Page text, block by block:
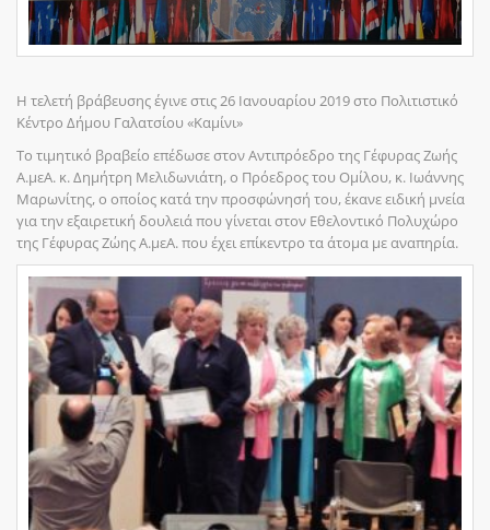
Η τελετή βράβευσης έγινε στις 26 Ιανουαρίου 2019 στο Πολιτιστικό
Κέντρο Δήμου Γαλατσίου «Καμίνι»
Το τιμητικό βραβείο επέδωσε στον Αντιπρόεδρο της Γέφυρας Ζωής
Α.μεΑ. κ. Δημήτρη Μελιδωνιάτη, ο Πρόεδρος του Ομίλου, κ. Ιωάννης
Μαρωνίτης, ο οποίος κατά την προσφώνησή του, έκανε ειδική μνεία
για την εξαιρετική δουλειά που γίνεται στον Εθελοντικό Πολυχώρο
της Γέφυρας Ζώης Α.μεΑ. που έχει επίκεντρο τα άτομα με αναπηρία.